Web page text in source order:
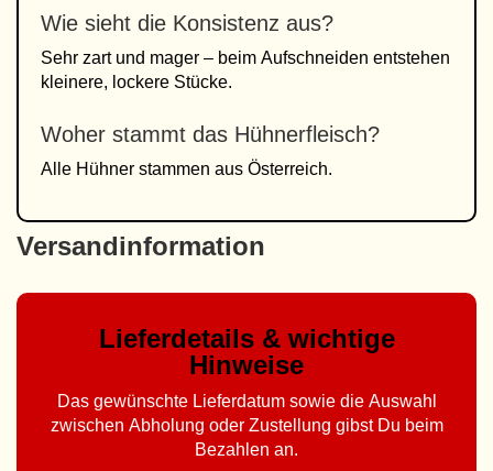
Wie sieht die Konsistenz aus?
Sehr zart und mager – beim Aufschneiden entstehen
kleinere, lockere Stücke.
Woher stammt das Hühnerfleisch?
Alle Hühner stammen aus Österreich.
Versandinformation
Lieferdetails & wichtige
Hinweise
Das gewünschte Lieferdatum sowie die Auswahl
zwischen Abholung oder Zustellung gibst Du beim
Bezahlen an.